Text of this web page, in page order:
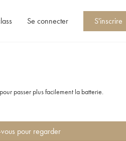
Se connecter S'inscrire
passer plus facilement la batterie.
pour regarder